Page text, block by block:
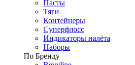
Пасты
Тяги
Контейнеры
Суперфлосс
Индикаторы налёта
Наборы
По Бренду